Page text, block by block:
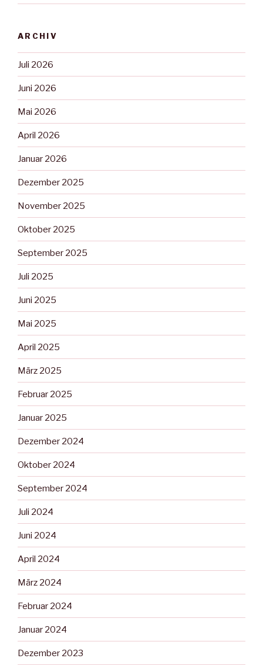
ARCHIV
Juli 2026
Juni 2026
Mai 2026
April 2026
Januar 2026
Dezember 2025
November 2025
Oktober 2025
September 2025
Juli 2025
Juni 2025
Mai 2025
April 2025
März 2025
Februar 2025
Januar 2025
Dezember 2024
Oktober 2024
September 2024
Juli 2024
Juni 2024
April 2024
März 2024
Februar 2024
Januar 2024
Dezember 2023